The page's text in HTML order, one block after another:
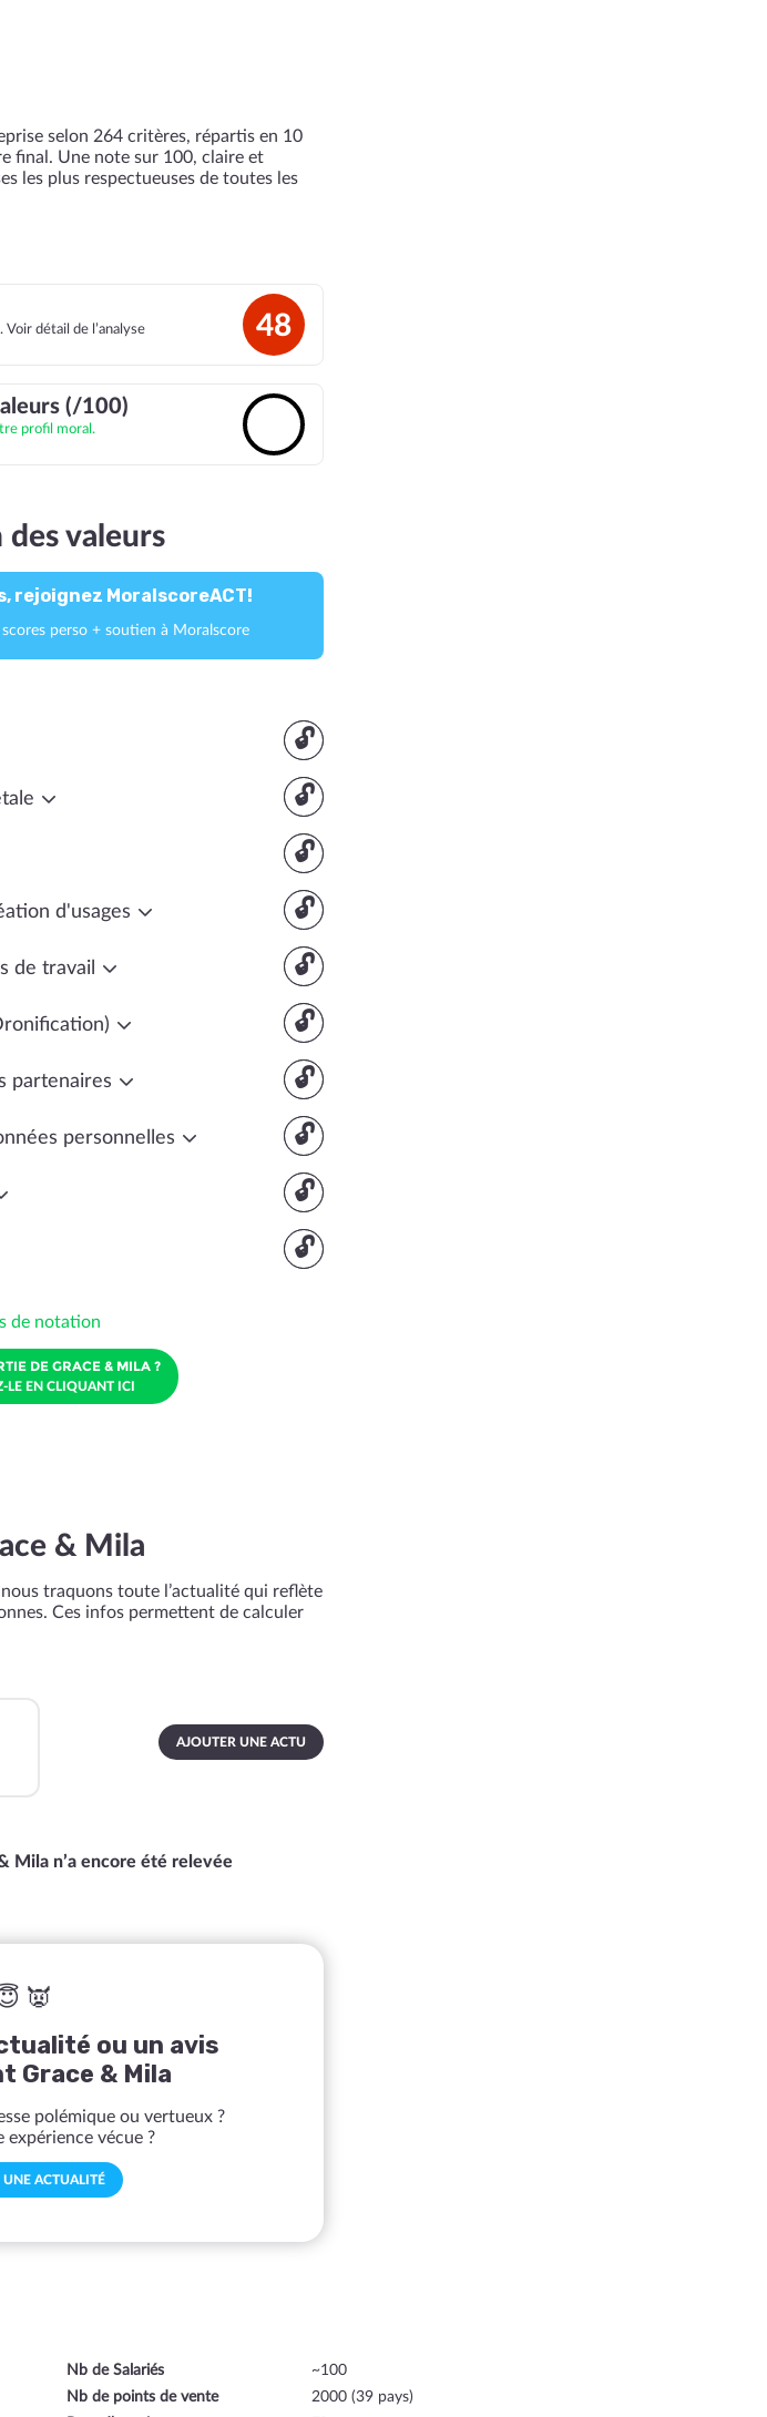
selon 264 critères, répartis en 10
final. Une note sur 100, claire et
les plus respectueuses de toutes les
détail de l’analyse
48
(/100)
profil moral.
valeurs
rejoignez MoralscoreACT!
perso + soutien à Moralscore
🔓
🔓
🔓
🔓
d'usages
🔓
de travail
🔓
🔓
partenaires
🔓
personnelles
🔓
🔓
de notation
DE GRACE & MILA ?
LE EN CLIQUANT ICI
& Mila
traquons toute l’actualité qui reflète
Ces infos permettent de calculer
AJOUTER UNE ACTU
Mila n’a encore été relevée
👿
ou un avis
Grace & Mila
polémique ou vertueux ?
expérience vécue ?
UNE ACTUALITÉ
Nb de Salariés
~100
Nb de points de vente
2000 (39 pays)